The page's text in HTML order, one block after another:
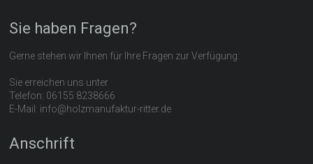
Sie haben Fragen?
Gerne stehen wir Ihnen für Ihre Fragen zur Verfügung:
Sie erreichen uns unter
Telefon: 06155 8238666
E-Mail: info@holzmanufaktur-ritter.de
Anschrift